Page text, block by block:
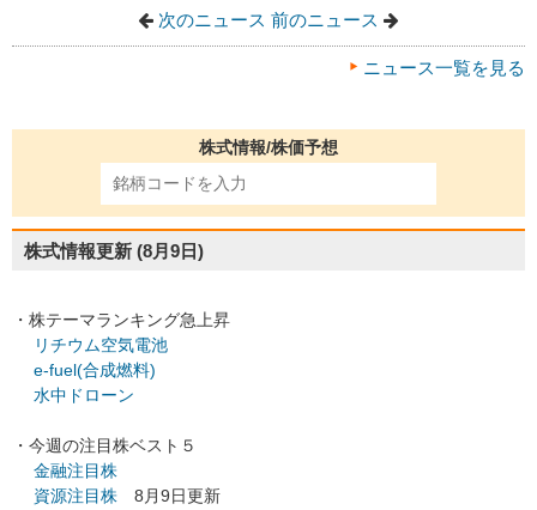
次のニュース 前のニュース
ニュース一覧を見る
株式情報/株価予想
株式情報更新 (8月9日)
・株テーマランキング急上昇
リチウム空気電池
e-fuel(合成燃料)
水中ドローン
・今週の注目株ベスト５
金融注目株
資源注目株 8月9日更新